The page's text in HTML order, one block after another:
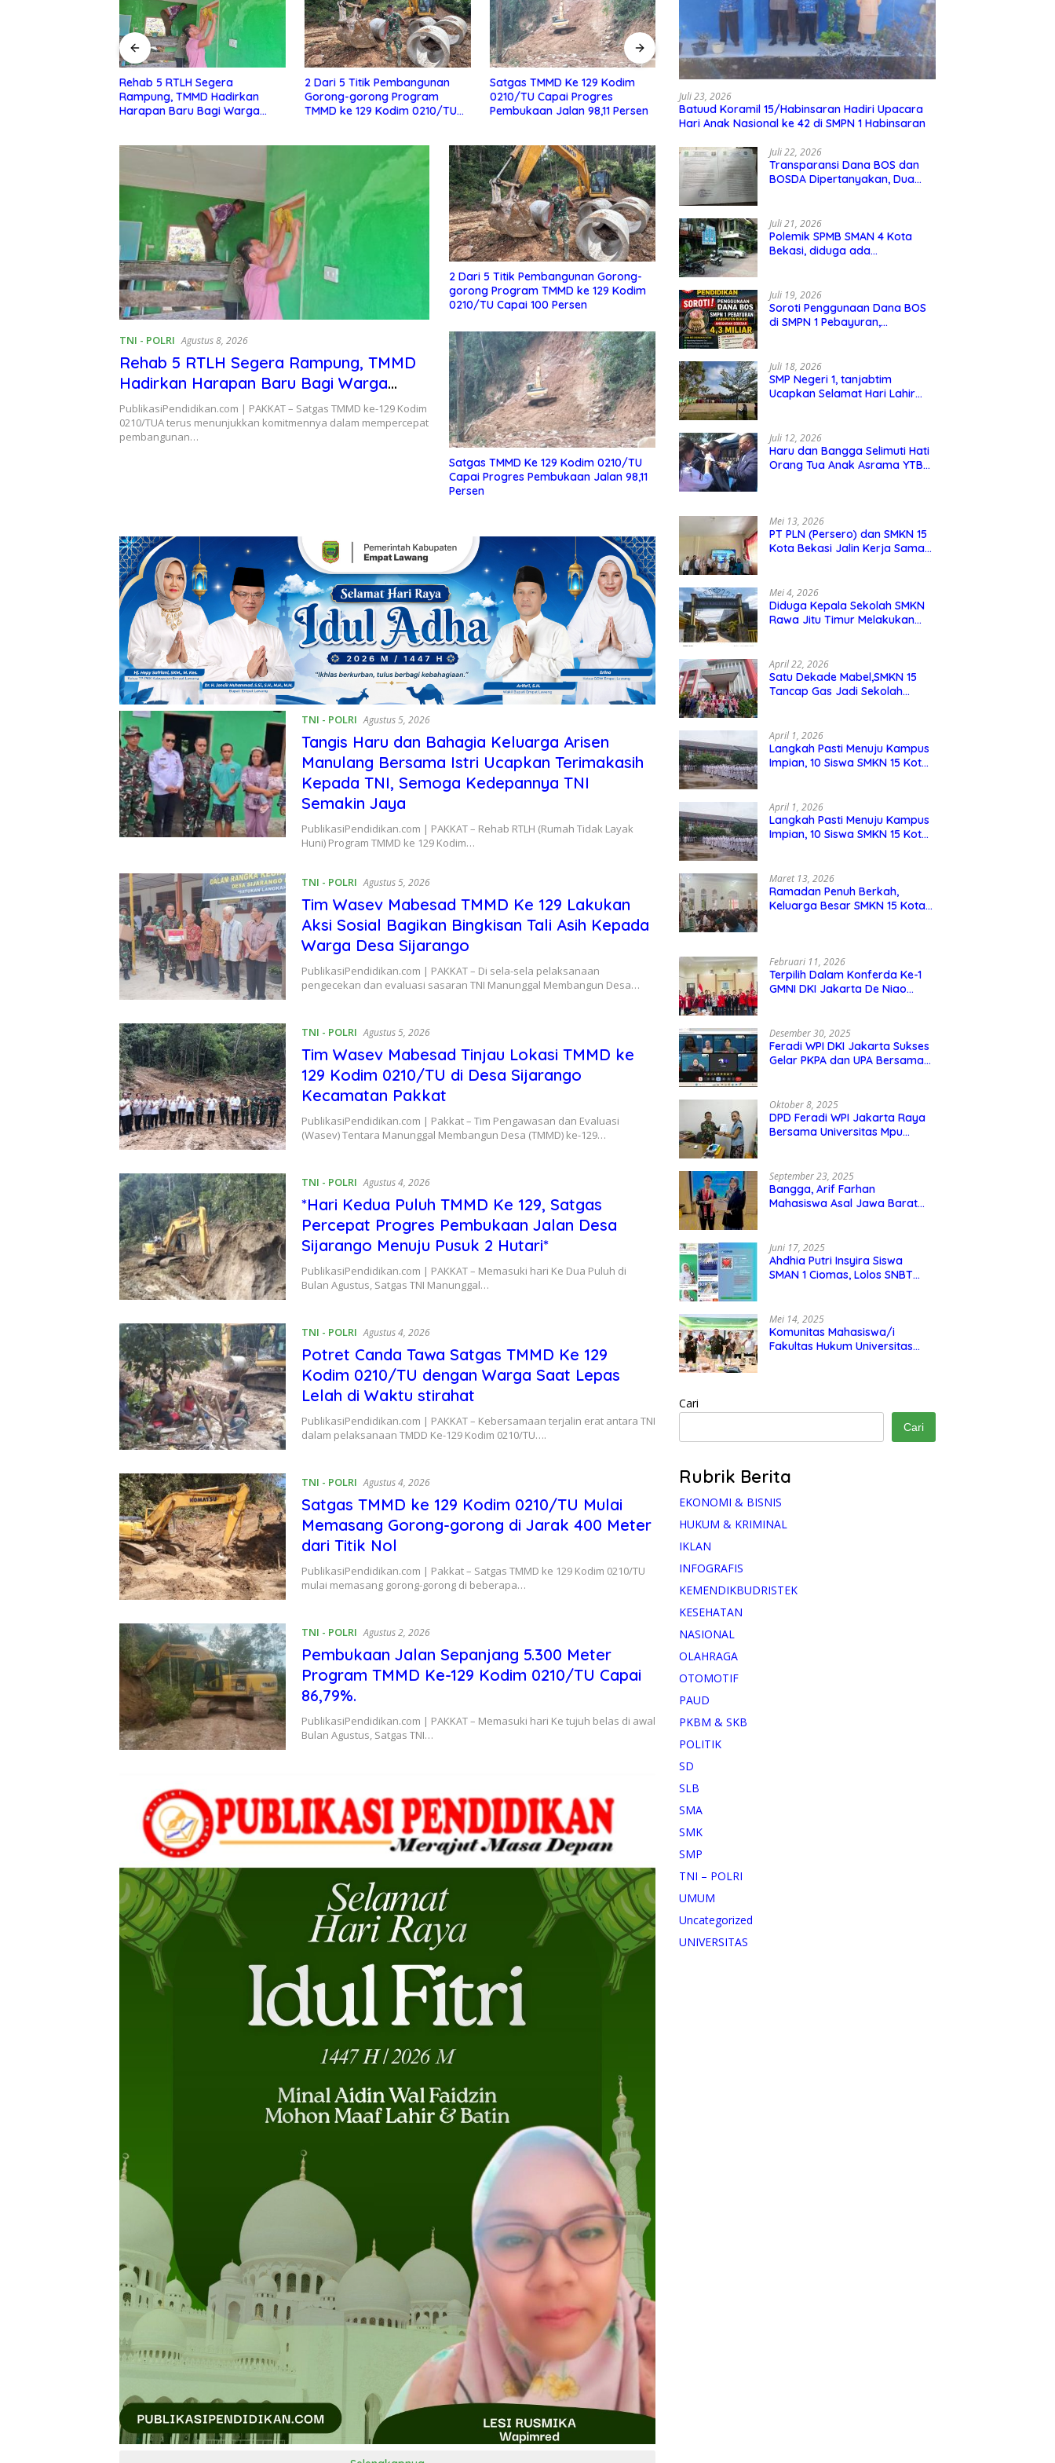
2 Dari 5 Titik Pembangunan
Gorong-gorong Program
TMMD ke 129 Kodim 0210/TU
Satgas TMMD Ke 129 Kodim
0210/TU Capai Progres
Pembukaan Jalan 98,11 Persen
Kasdim 0210/TU Pimpin Apel
Siaga Bencana Alam
Petahana Kumpul Sebra Resmi
mendaftarkan diri sebagai
calon Kepala Desa Jejalen
Jaya Periode 2026–2034
Tangis Haru dan Bahagia
Bersama Istri Ucapkan
Terimakasih Kepada TNI,
TNI - POLRI Agustus 8, 2026
Rehab 5 RTLH Segera Rampung, TMMD
Hadirkan Harapan Baru Bagi Warga
Desa Sijarango
PublikasiPendidikan.com | PAKKAT – Satgas TMMD ke-129 Kodim
0210/TUA terus menunjukkan komitmennya dalam mempercepat
pembangunan…
2 Dari 5 Titik Pembangunan Gorong-
gorong Program TMMD ke 129 Kodim
0210/TU Capai 100 Persen
Satgas TMMD Ke 129 Kodim 0210/TU
Capai Progres Pembukaan Jalan 98,11
Persen
TNI - POLRI Agustus 5, 2026
Tangis Haru dan Bahagia Keluarga Arisen
Manulang Bersama Istri Ucapkan Terimakasih
Kepada TNI, Semoga Kedepannya TNI
Semakin Jaya
PublikasiPendidikan.com | PAKKAT – Rehab RTLH (Rumah Tidak Layak
Huni) Program TMMD ke 129 Kodim…
TNI - POLRI Agustus 5, 2026
Tim Wasev Mabesad TMMD Ke 129 Lakukan
Aksi Sosial Bagikan Bingkisan Tali Asih Kepada
Warga Desa Sijarango
PublikasiPendidikan.com | PAKKAT – Di sela-sela pelaksanaan
pengecekan dan evaluasi sasaran TNI Manunggal Membangun Desa…
TNI - POLRI Agustus 5, 2026
Tim Wasev Mabesad Tinjau Lokasi TMMD ke
129 Kodim 0210/TU di Desa Sijarango
Kecamatan Pakkat
PublikasiPendidikan.com | Pakkat – Tim Pengawasan dan Evaluasi
(Wasev) Tentara Manunggal Membangun Desa (TMMD) ke-129…
TNI - POLRI Agustus 4, 2026
*Hari Kedua Puluh TMMD Ke 129, Satgas
Percepat Progres Pembukaan Jalan Desa
Sijarango Menuju Pusuk 2 Hutari*
PublikasiPendidikan.com | PAKKAT – Memasuki hari Ke Dua Puluh di
Bulan Agustus, Satgas TNI Manunggal…
TNI - POLRI Agustus 4, 2026
Potret Canda Tawa Satgas TMMD Ke 129
Kodim 0210/TU dengan Warga Saat Lepas
Lelah di Waktu stirahat
PublikasiPendidikan.com | PAKKAT – Kebersamaan terjalin erat antara TNI
dalam pelaksanaan TMDD Ke-129 Kodim 0210/TU….
TNI - POLRI Agustus 4, 2026
Satgas TMMD ke 129 Kodim 0210/TU Mulai
Memasang Gorong-gorong di Jarak 400 Meter
dari Titik Nol
PublikasiPendidikan.com | Pakkat – Satgas TMMD ke 129 Kodim 0210/TU
mulai memasang gorong-gorong di beberapa…
TNI - POLRI Agustus 2, 2026
Pembukaan Jalan Sepanjang 5.300 Meter
Program TMMD Ke-129 Kodim 0210/TU Capai
86,79%.
PublikasiPendidikan.com | PAKKAT – Memasuki hari Ke tujuh belas di awal
Bulan Agustus, Satgas TNI…
Juli 23, 2026
Batuud Koramil 15/Habinsaran Hadiri Upacara
Hari Anak Nasional ke 42 di SMPN 1 Habinsaran
Juli 22, 2026
Transparansi Dana BOS dan
BOSDA Dipertanyakan, Dua
Informasi ke PPID Dinas
Pendidikan
Juli 21, 2026
Polemik SPMB SMAN 4 Kota
Bekasi, diduga ada
masyarakat
Juli 19, 2026
Soroti Penggunaan Dana BOS
di SMPN 1 Pebayuran,
Juli 18, 2026
SMP Negeri 1, tanjabtim
Ucapkan Selamat Hari Lahir
Juli 12, 2026
Haru dan Bangga Selimuti Hati
Orang Tua Anak Asrama YTBS
Mei 13, 2026
PT PLN (Persero) dan SMKN 15
Kota Bekasi Jalin Kerja Sama
Mei 4, 2026
Diduga Kepala Sekolah SMKN
Rawa Jitu Timur Melakukan
April 22, 2026
Satu Dekade Mabel,SMKN 15
Tancap Gas Jadi Sekolah
April 1, 2026
Langkah Pasti Menuju Kampus
Impian, 10 Siswa SMKN 15 Kota
April 1, 2026
Langkah Pasti Menuju Kampus
Impian, 10 Siswa SMKN 15 Kota
Maret 13, 2026
Ramadan Penuh Berkah,
Keluarga Besar SMKN 15 Kota
Februari 11, 2026
Terpilih Dalam Konferda Ke-1
GMNI DKI Jakarta De Niao
Desember 30, 2025
Feradi WPI DKI Jakarta Sukses
Gelar PKPA dan UPA Bersama
Oktober 8, 2025
DPD Feradi WPI Jakarta Raya
Bersama Universitas Mpu
September 23, 2025
Bangga, Arif Farhan
Mahasiswa Asal Jawa Barat
Malaysia, dan Thailand
Juni 17, 2025
Ahdhia Putri Insyira Siswa
SMAN 1 Ciomas, Lolos SNBT
Mei 14, 2025
Komunitas Mahasiswa/i
Fakultas Hukum Universitas
Cari
Cari
Rubrik Berita
EKONOMI & BISNIS
HUKUM & KRIMINAL
IKLAN
INFOGRAFIS
KEMENDIKBUDRISTEK
KESEHATAN
NASIONAL
OLAHRAGA
OTOMOTIF
PAUD
PKBM & SKB
POLITIK
SD
SLB
SMA
SMK
SMP
TNI – POLRI
UMUM
Uncategorized
UNIVERSITAS